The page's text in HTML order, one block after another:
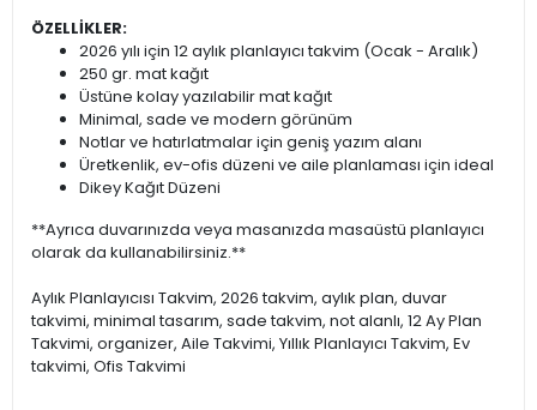
ÖZELLİKLER:
2026 yılı için 12 aylık planlayıcı takvim (Ocak - Aralık)
250 gr. mat kağıt
Üstüne kolay yazılabilir mat kağıt
Minimal, sade ve modern görünüm
Notlar ve hatırlatmalar için geniş yazım alanı
Üretkenlik, ev-ofis düzeni ve aile planlaması için ideal
Dikey Kağıt Düzeni
**Ayrıca duvarınızda veya masanızda masaüstü planlayıcı
olarak da kullanabilirsiniz.**
Aylık Planlayıcısı Takvim, 2026 takvim, aylık plan, duvar
takvimi, minimal tasarım, sade takvim, not alanlı, 12 Ay Plan
Takvimi, organizer, Aile Takvimi, Yıllık Planlayıcı Takvim, Ev
takvimi, Ofis Takvimi